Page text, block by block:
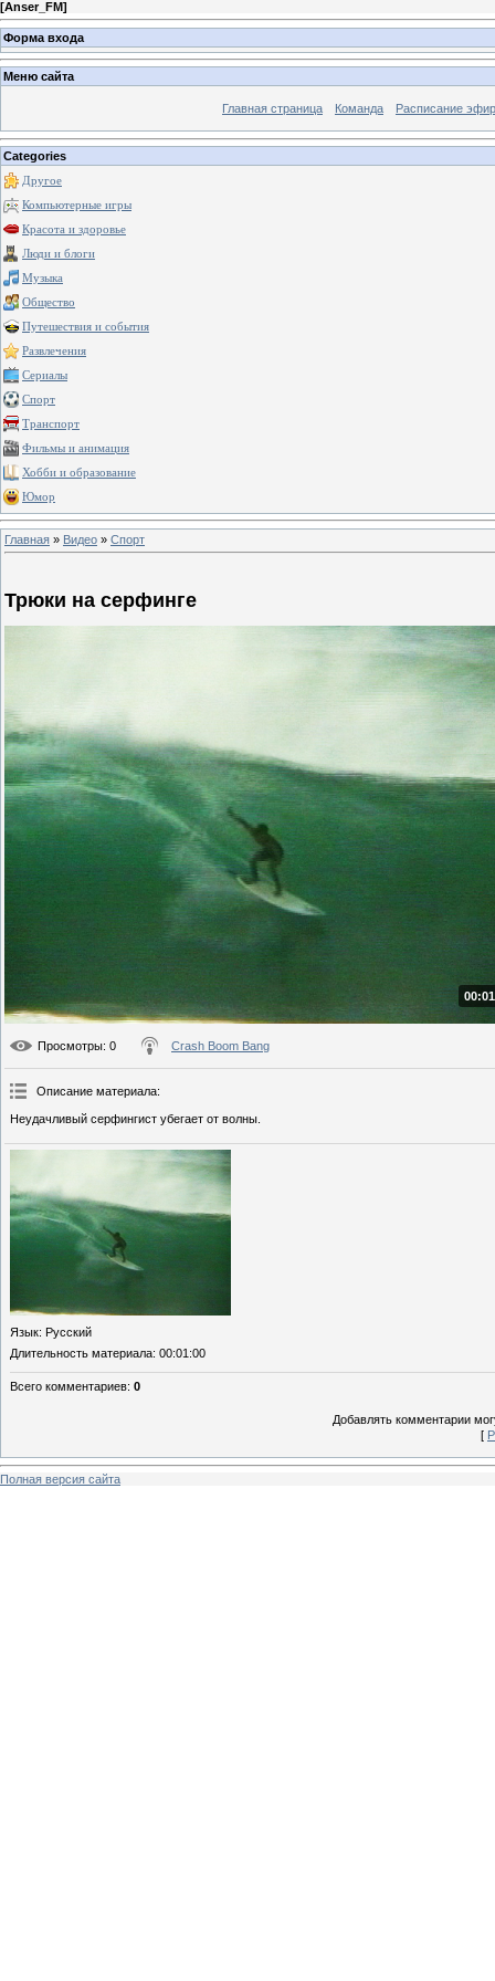
[Anser_FM]
Форма входа
Меню сайта
Главная страница Команда Расписание
Categories
Другое
Компьютерные игры
Красота и здоровье
Люди и блоги
Музыка
Общество
Путешествия и события
Развлечения
Сериалы
Спорт
Транспорт
Фильмы и анимация
Хобби и образование
Юмор
Главная » Видео » Спорт
Трюки на серфинге
Просмотры: 0 Crash Boom Bang
Описание материала:
Неудачливый серфингист убегает от волны.
Язык: Русский
Длительность материала: 00:01:00
Всего комментариев: 0
Добавлять комментарии
[
Полная версия сайта